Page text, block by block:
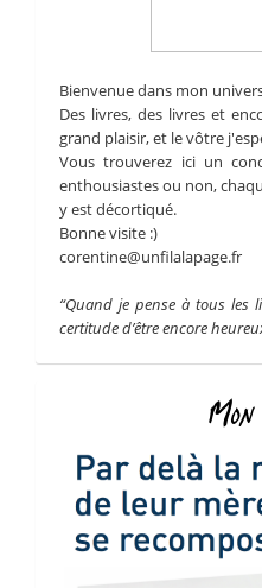
Bienvenue dans mon
Des livres, des livres et
grand plaisir, et le vôtre
Vous trouverez ici un
enthousiastes ou non,
y est décortiqué.
Bonne visite :)
corentine@unfilalapage.fr
“Quand je pense à tous les
certitude d’être encore